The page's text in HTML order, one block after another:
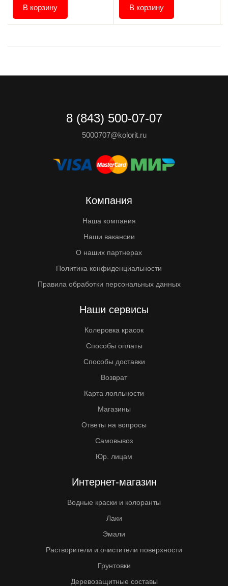
В корзину В корзину
8 (843) 500-07-07
5000707@kolorit.ru
Компания
Наша компания
Наши вакансии
О наших партнерах
Политика конфиденциальности
Правила обработки персональных данных
Наши сервисы
Колеровка красок
Способы оплаты
Способы доставки
Возврат
Карта лояльности
Магазины
Ответы на вопросы
Самовывоз
Юр. лицам
Интернет-магазин
Водные краски и колоранты
Лаки
Эмали
Растворители и очистители поверхности
Грунтовки
Деревозащитные составы